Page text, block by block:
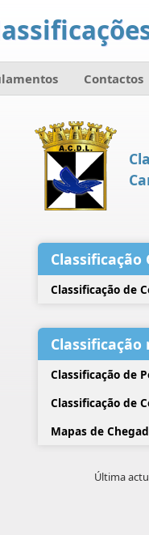
Contactos
Classificação
Classificação de
Classificação
Classificação de
Classificação de
Mapas de
Última